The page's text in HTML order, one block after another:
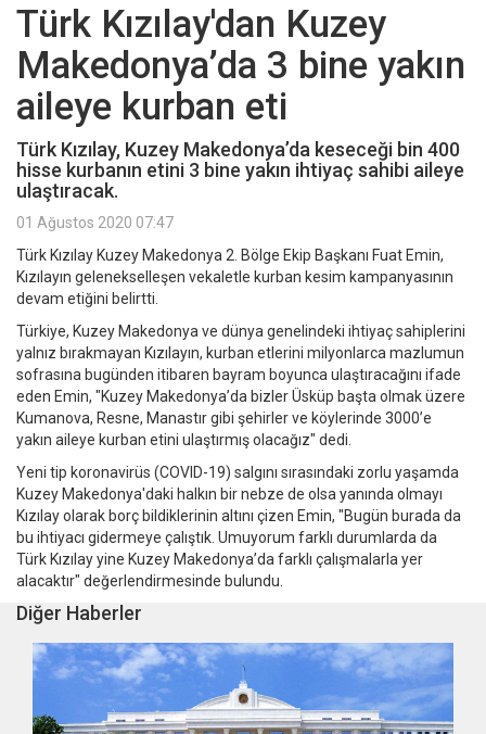
Türk Kızılay'dan Kuzey
Makedonya’da 3 bine yakın
aileye kurban eti
Türk Kızılay, Kuzey Makedonya’da keseceği bin 400
hisse kurbanın etini 3 bine yakın ihtiyaç sahibi aileye
ulaştıracak.
01 Ağustos 2020 07:47
Türk Kızılay Kuzey Makedonya 2. Bölge Ekip Başkanı Fuat Emin,
Kızılayın gelenekselleşen vekaletle kurban kesim kampanyasının
devam etiğini belirtti.
Türkiye, Kuzey Makedonya ve dünya genelindeki ihtiyaç sahiplerini
yalnız bırakmayan Kızılayın, kurban etlerini milyonlarca mazlumun
sofrasına bugünden itibaren bayram boyunca ulaştıracağını ifade
eden Emin, "Kuzey Makedonya’da bizler Üsküp başta olmak üzere
Kumanova, Resne, Manastır gibi şehirler ve köylerinde 3000’e
yakın aileye kurban etini ulaştırmış olacağız" dedi.
Yeni tip koronavirüs (COVID-19) salgını sırasındaki zorlu yaşamda
Kuzey Makedonya'daki halkın bir nebze de olsa yanında olmayı
Kızılay olarak borç bildiklerinin altını çizen Emin, "Bugün burada da
bu ihtiyacı gidermeye çalıştık. Umuyorum farklı durumlarda da
Türk Kızılay yine Kuzey Makedonya’da farklı çalışmalarla yer
alacaktır" değerlendirmesinde bulundu.
Diğer Haberler